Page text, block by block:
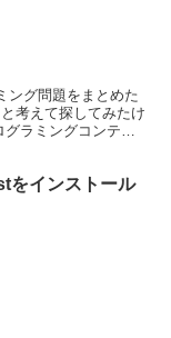
ング問題をまとめた
考えて探してみたけ
ラミングコンテン
をインストール